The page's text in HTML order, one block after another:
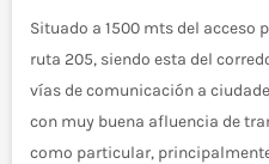
Situado a 1500 mts del acceso
ruta 205, siendo esta del
vías de comunicación a
con muy buena afluencia de
como particular,